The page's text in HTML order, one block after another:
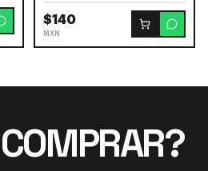
$140
MXN